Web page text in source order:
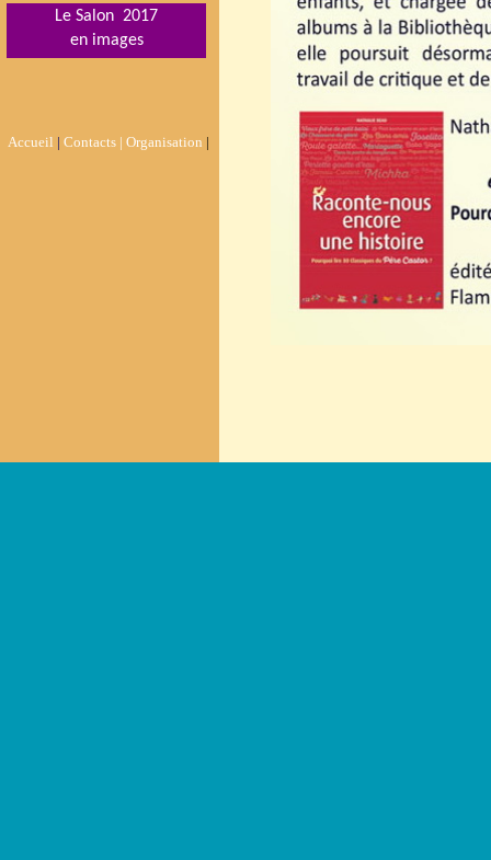
Accueil | Contacts | Organisation |
Le Salon 2017
en images